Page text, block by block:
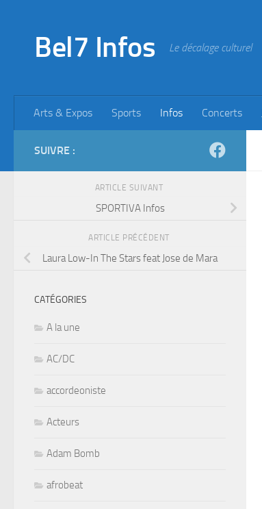
Bel7 Infos Le décalage culturel
Arts & Expos Sports Infos Concerts
SUIVRE :
ARTICLE SUIVANT
SPORTIVA Infos
ARTICLE PRÉCÉDENT
Laura Low-In The Stars feat Jose de Mara
CATÉGORIES
A la une
AC/DC
accordeoniste
Acteurs
Adam Bomb
afrobeat